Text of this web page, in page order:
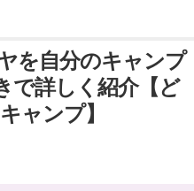
を自分のキャンプ
で詳しく紹介【ど
ャンプ】